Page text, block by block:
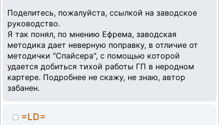
Поделитесь, пожалуйста, ссылкой на заводское
руководство.
Я так понял, по мнению Ефрема, заводская
методика дает неверную поправку, в отличие от
методички "Спайсера", с помощью которой
удается добиться тихой работы ГП в неродном
картере. Подробнее не скажу, не знаю, автор
забанен.
=LD=